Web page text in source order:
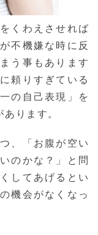
くわえさせれば
不機嫌な時に反
う事もあります
頼りすぎている
の自己表現」を
ります。
、「お腹が空い
のかな？」と問
してあげるとい
機会がなくなっ